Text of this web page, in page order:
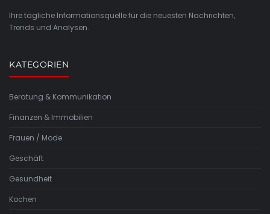
Ihre tägliche Informationsquelle für die neuesten Nachrichten,
Trends und Analysen.
KATEGORIEN
Beratung & Kommunikation
Finanzen & Immobilien
Frauen / Mode
Geschäft
Gesundheit
Kochen